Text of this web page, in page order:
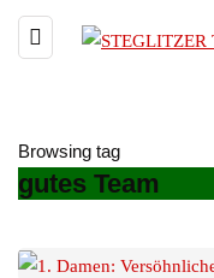
Browsing tag
gutes Team